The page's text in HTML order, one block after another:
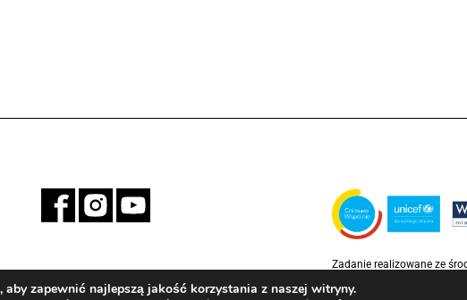
Zadanie realizowane ze
Rzecz Dzieci (UNICEF)
aby zapewnić najlepszą jakość korzystania z naszej witryny.